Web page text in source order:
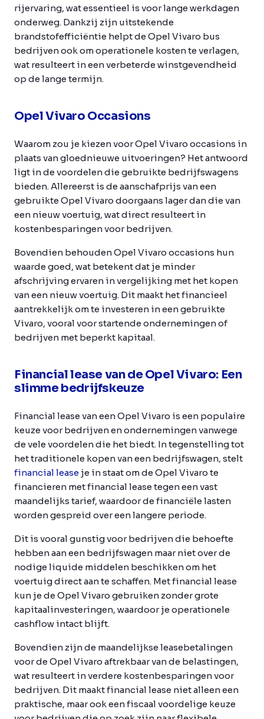
rijervaring, wat essentieel is voor lange werkdagen
onderweg. Dankzij zijn uitstekende
brandstofefficiëntie helpt de Opel Vivaro bus
bedrijven ook om operationele kosten te verlagen,
wat resulteert in een verbeterde winstgevendheid
op de lange termijn.
Opel Vivaro Occasions
Waarom zou je kiezen voor Opel Vivaro occasions in
plaats van gloednieuwe uitvoeringen? Het antwoord
ligt in de voordelen die gebruikte bedrijfswagens
bieden. Allereerst is de aanschafprijs van een
gebruikte Opel Vivaro doorgaans lager dan die van
een nieuw voertuig, wat direct resulteert in
kostenbesparingen voor bedrijven.
Bovendien behouden Opel Vivaro occasions hun
waarde goed, wat betekent dat je minder
afschrijving ervaren in vergelijking met het kopen
van een nieuw voertuig. Dit maakt het financieel
aantrekkelijk om te investeren in een gebruikte
Vivaro, vooral voor startende ondernemingen of
bedrijven met beperkt kapitaal.
Financial lease van de Opel Vivaro: Een
slimme bedrijfskeuze
Financial lease van een Opel Vivaro is een populaire
keuze voor bedrijven en ondernemingen vanwege
de vele voordelen die het biedt. In tegenstelling tot
het traditionele kopen van een bedrijfswagen, stelt
financial lease je in staat om de Opel Vivaro te
financieren met financial lease tegen een vast
maandelijks tarief, waardoor de financiële lasten
worden gespreid over een langere periode.
Dit is vooral gunstig voor bedrijven die behoefte
hebben aan een bedrijfswagen maar niet over de
nodige liquide middelen beschikken om het
voertuig direct aan te schaffen. Met financial lease
kun je de Opel Vivaro gebruiken zonder grote
kapitaalinvesteringen, waardoor je operationele
cashflow intact blijft.
Bovendien zijn de maandelijkse leasebetalingen
voor de Opel Vivaro aftrekbaar van de belastingen,
wat resulteert in verdere kostenbesparingen voor
bedrijven. Dit maakt financial lease niet alleen een
praktische, maar ook een fiscaal voordelige keuze